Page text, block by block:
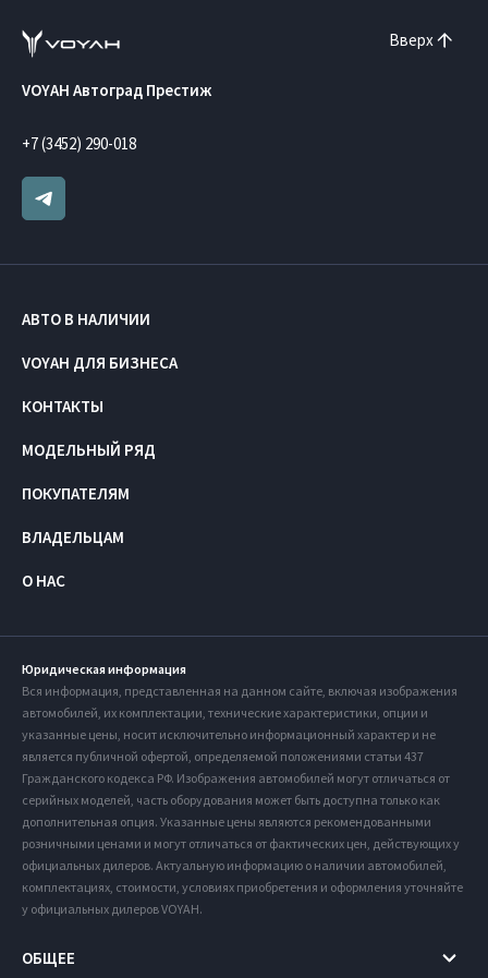
Вверх
VOYAH Автоград Престиж
+7 (3452) 290-018
АВТО В НАЛИЧИИ
VOYAH ДЛЯ БИЗНЕСА
КОНТАКТЫ
МОДЕЛЬНЫЙ РЯД
ПОКУПАТЕЛЯМ
ВЛАДЕЛЬЦАМ
О НАС
Юридическая информация
Вся информация, представленная на данном сайте, включая изображения
автомобилей, их комплектации, технические характеристики, опции и
указанные цены, носит исключительно информационный характер и не
является публичной офертой, определяемой положениями статьи 437
Гражданского кодекса РФ. Изображения автомобилей могут отличаться от
серийных моделей, часть оборудования может быть доступна только как
дополнительная опция. Указанные цены являются рекомендованными
розничными ценами и могут отличаться от фактических цен, действующих у
официальных дилеров. Актуальную информацию о наличии автомобилей,
комплектациях, стоимости, условиях приобретения и оформления уточняйте
у официальных дилеров VOYAH.
ОБЩЕЕ